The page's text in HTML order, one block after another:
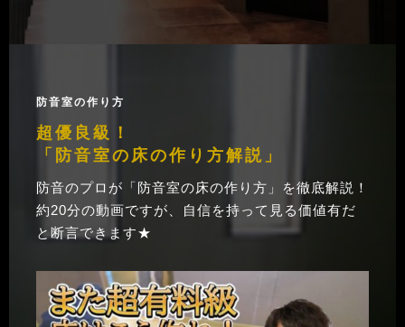
防音室の作り方
超優良級！
「防音室の床の作り方解説」
防音のプロが「防音室の床の作り方」を徹底解説！
約20分の動画ですが、自信を持って見る価値有だ
と断言できます★